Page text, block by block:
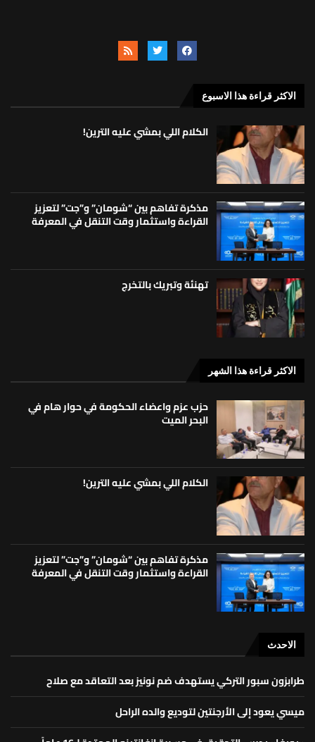
الاكثر قراءة هذا الاسبوع
الكلام اللي بمشي عليه الترين!
مذكرة تفاهم بين “شومان” و”جت” لتعزيز
القراءة واستثمار وقت التنقل في المعرفة
تهنئة وتبريك بالتخرج
الاكثر قراءة هذا الشهر
حزب عزم واعضاء الحكومة في حوار هام في
البحر الميت
الكلام اللي بمشي عليه الترين!
مذكرة تفاهم بين “شومان” و”جت” لتعزيز
القراءة واستثمار وقت التنقل في المعرفة
الاحدث
طرابزون سبور التركي يستهدف ضم نونيز بعد التعاقد مع صلاح
ميسي يعود إلى الأرجنتين لتوديع والده الراحل